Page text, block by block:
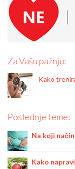
Za Vašu pažnju:
Kako
Poslednje teme:
Na koji
Kako